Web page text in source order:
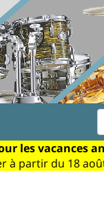
les vacances
à partir du 18